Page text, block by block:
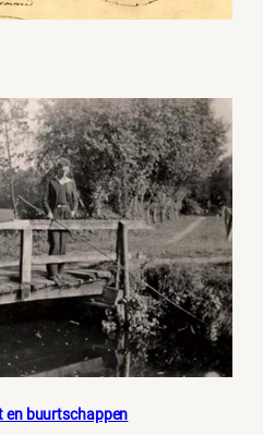
en buurtschappen